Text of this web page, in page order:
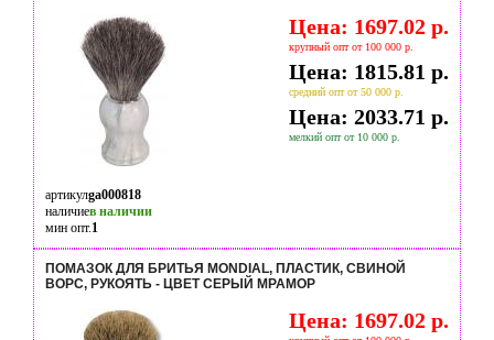
Цена: 1697.02 р.
крупный опт от 100 000 р.
Цена: 1815.81 р.
средний опт от 50 000 р.
Цена: 2033.71 р.
мелкий опт от 10 000 р.
артикулga000818
наличиев наличии
мин опт.1
ПОМАЗОК ДЛЯ БРИТЬЯ MONDIAL, ПЛАСТИК, СВИНОЙ
ВОРС, РУКОЯТЬ - ЦВЕТ СЕРЫЙ МРАМОР
Цена: 1697.02 р.